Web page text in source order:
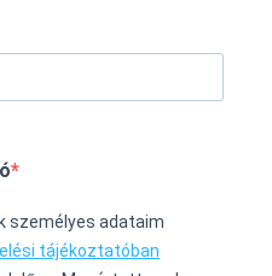
személyes adataim
tájékoztatóban